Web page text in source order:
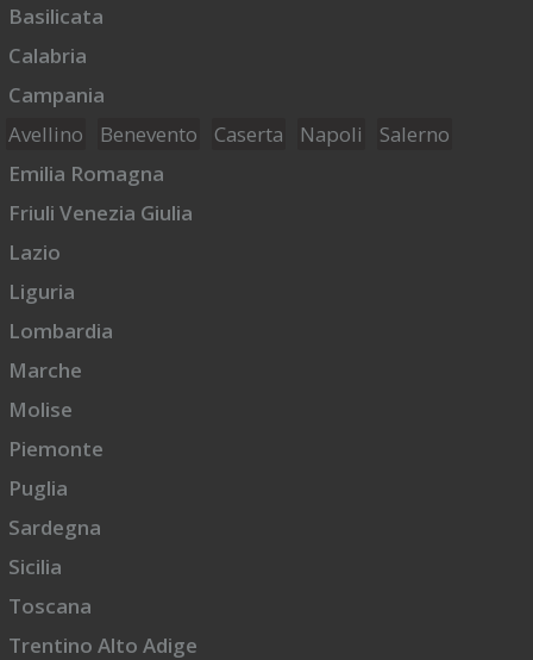
Basilicata
Calabria
Campania
Avellino
Benevento Caserta Napoli
Salerno
Emilia Romagna
Friuli Venezia Giulia
Lazio
Liguria
Lombardia
Marche
Molise
Piemonte
Puglia
Sardegna
Sicilia
Toscana
Trentino Alto Adige